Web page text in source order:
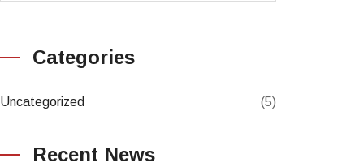
Categories
Uncategorized (5)
Recent News